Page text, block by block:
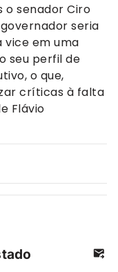
o senador Ciro
seria
vice em uma
seu perfil de
o que,
críticas à falta
Flávio